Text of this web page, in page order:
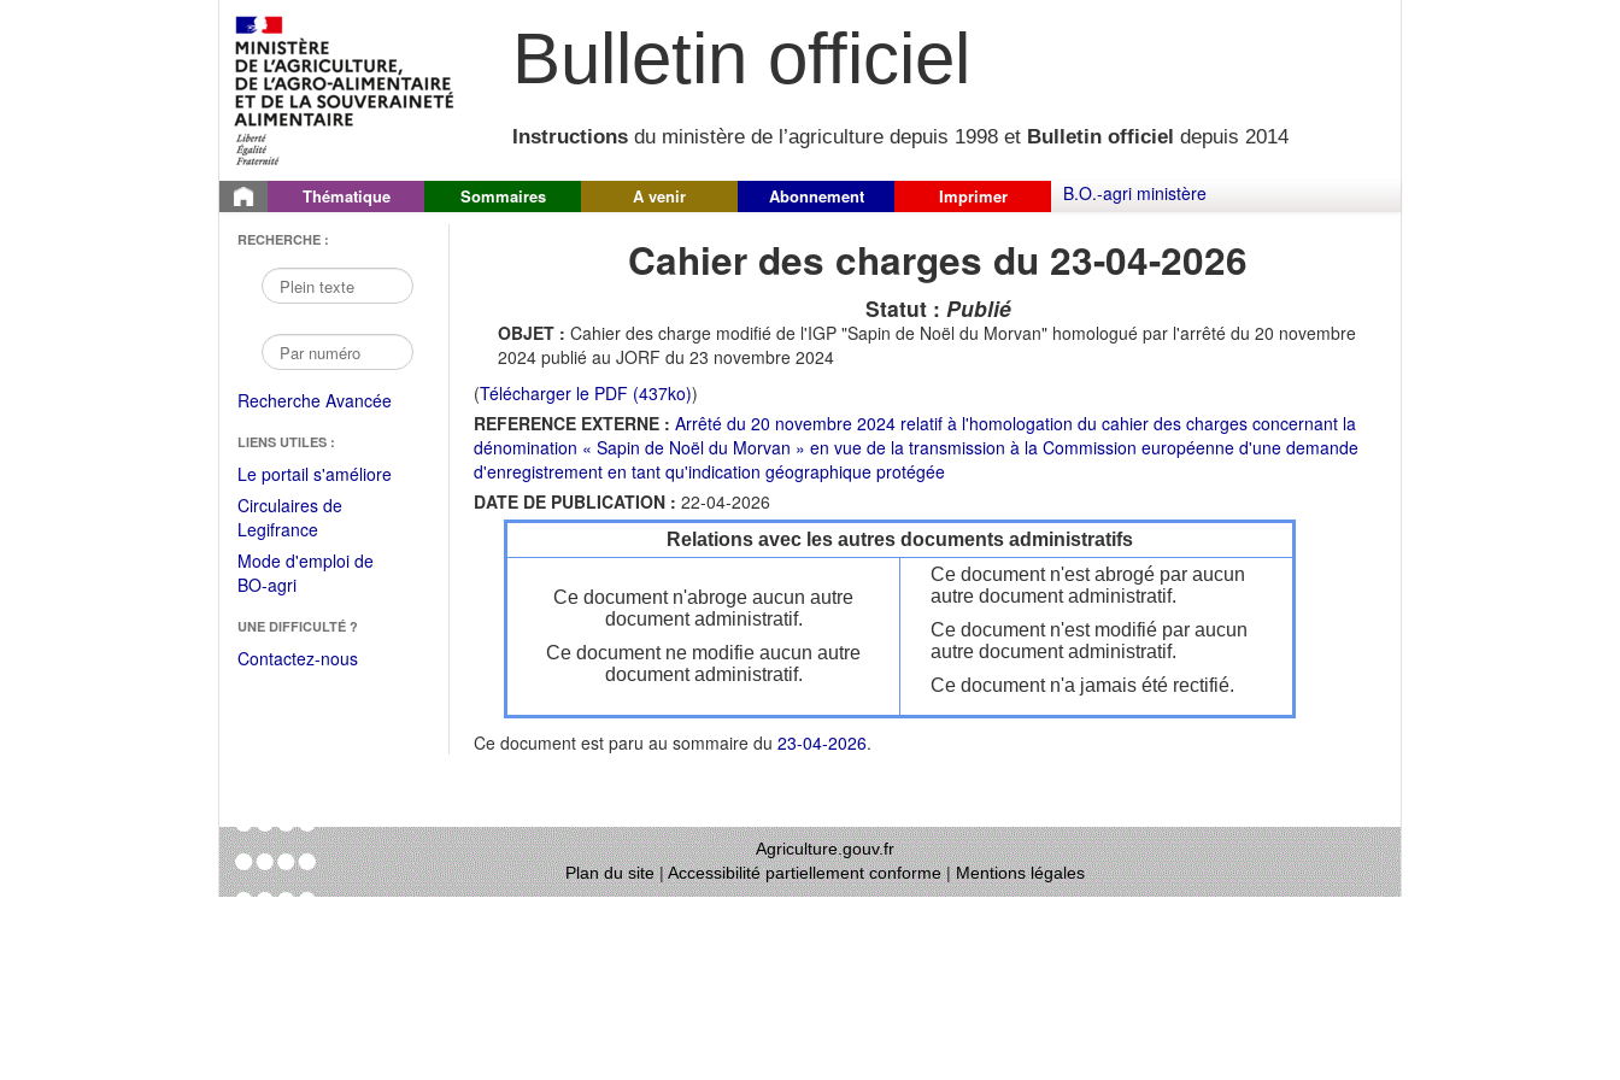
Bulletin officiel
Instructions du ministère de l’agriculture depuis 1998 et Bulletin officiel depuis 2014
Thématique Sommaires A venir Abonnement Imprimer B.O.-agri ministère
RECHERCHE :
Recherche Avancée
LIENS UTILES :
Le portail s'améliore(Fichier
Circulaires de
Legifrance(Ouvrir
dans
une
fenêtre)
Mode d'emploi de
BO-agri(Ouvrir
une
nouvelle
UNE DIFFICULTÉ ?
Contactez-nous
Cahier des charges du 23-04-2026
Statut : Publié
OBJET : Cahier des charge modifié de l'IGP "Sapin de Noël du Morvan" homologué par l'arrêté du 20 novembre
2024 publié au JORF du 23 novembre 2024
(Télécharger le PDF (437ko))
REFERENCE EXTERNE : Arrêté du 20 novembre 2024 relatif à l'homologation du cahier des charges concernant la
dénomination « Sapin de Noël du Morvan » en vue de la transmission à la Commission européenne d'une demande
d'enregistrement en tant qu'indication géographique protégée
DATE DE PUBLICATION : 22-04-2026
Relations avec les autres documents administratifs
Ce document n'abroge aucun autre
document administratif.
Ce document ne modifie aucun autre
document administratif.
Ce document n'est abrogé par aucun
autre document administratif.
Ce document n'est modifié par aucun
autre document administratif.
Ce document n'a jamais été rectifié.
Ce document est paru au sommaire du 23-04-2026.
Agriculture.gouv.fr
Plan du site|Accessibilité partiellement conforme|Mentions légales